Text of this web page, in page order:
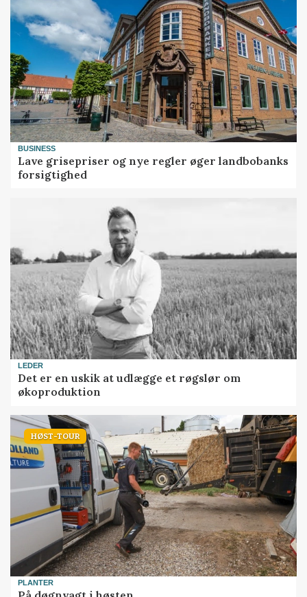
BUSINESS
Lave grisepriser og nye regler øger landbobanks
forsigtighed
LEDER
Det er en uskik at udlægge et røgslør om
økoproduktion
HØST-TOUR
PLANTER